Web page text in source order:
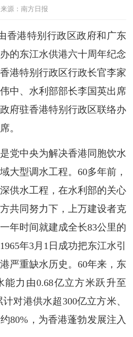
来源：南方日报
港特别行政区政府和广东
的东江水供港六十周年纪念
港特别行政区行政长官李家
中、水利部部长李国英出席
府驻香港特别行政区联络办
。
中央为解决香港同胞饮水
大型调水工程。60多年前，
供水工程，在水利部的关心
共同努力下，上万建设者克
年时间就建成全长83公里的
年3月1日成功把东江水引
严重缺水历史。60年来，东
能力由0.68亿立方米跃升至
对港供水超300亿立方米、
80%，为香港蓬勃发展注入